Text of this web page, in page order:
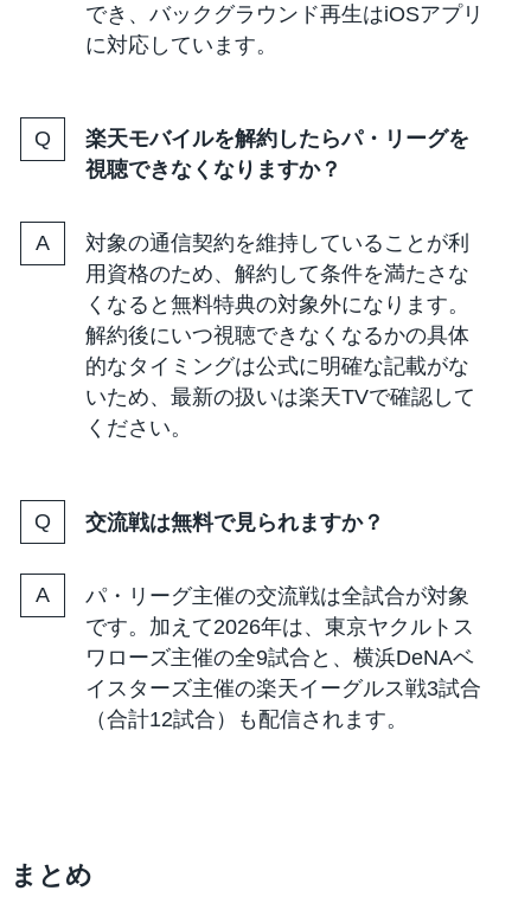
でき、バックグラウンド再生はiOSアプリ
に対応しています。
楽天モバイルを解約したらパ・リーグを
視聴できなくなりますか？
対象の通信契約を維持していることが利
用資格のため、解約して条件を満たさな
くなると無料特典の対象外になります。
解約後にいつ視聴できなくなるかの具体
的なタイミングは公式に明確な記載がな
いため、最新の扱いは楽天TVで確認して
ください。
交流戦は無料で見られますか？
パ・リーグ主催の交流戦は全試合が対象
です。加えて2026年は、東京ヤクルトス
ワローズ主催の全9試合と、横浜DeNAベ
イスターズ主催の楽天イーグルス戦3試合
（合計12試合）も配信されます。
まとめ